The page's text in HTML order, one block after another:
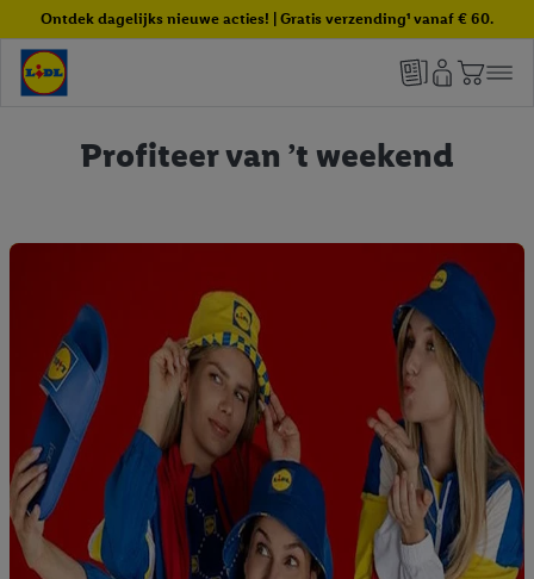
Ontdek dagelijks nieuwe acties! | Gratis verzending¹ vanaf € 60.
Profiteer van ’t weekend